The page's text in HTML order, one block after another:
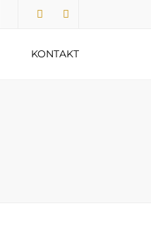
Submit
KONTAKT